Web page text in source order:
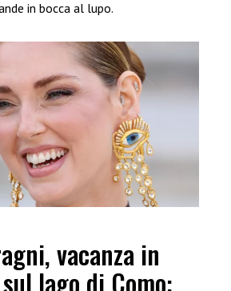
in bocca al lupo.
vacanza in
lago di Como: